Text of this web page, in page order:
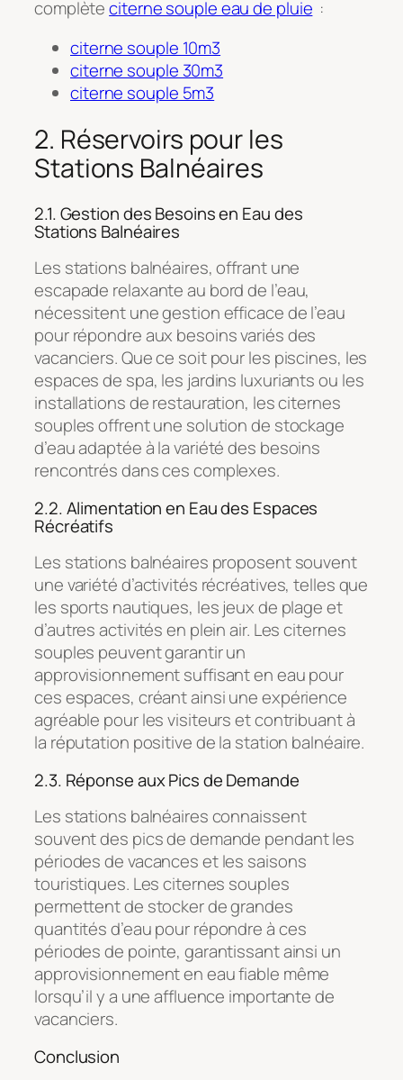
complèteciterne souple eau de pluie :
citerne souple 10m3
citerne souple 30m3
citerne souple 5m3
2. Réservoirs pour les
Stations Balnéaires
2.1. Gestion des Besoins en Eau des
Stations Balnéaires
Les stations balnéaires, offrant une
escapade relaxante au bord de l’eau,
nécessitent une gestion efficace de l’eau
pour répondre aux besoins variés des
vacanciers. Que ce soit pour les piscines, les
espaces de spa, les jardins luxuriants ou les
installations de restauration, les citernes
souples offrent une solution de stockage
d’eau adaptée à la variété des besoins
rencontrés dans ces complexes.
2.2. Alimentation en Eau des Espaces
Récréatifs
Les stations balnéaires proposent souvent
une variété d’activités récréatives, telles que
les sports nautiques, les jeux de plage et
d’autres activités en plein air. Les citernes
souples peuvent garantir un
approvisionnement suffisant en eau pour
ces espaces, créant ainsi une expérience
agréable pour les visiteurs et contribuant à
la réputation positive de la station balnéaire.
2.3. Réponse aux Pics de Demande
Les stations balnéaires connaissent
souvent des pics de demande pendant les
périodes de vacances et les saisons
touristiques. Les citernes souples
permettent de stocker de grandes
quantités d’eau pour répondre à ces
périodes de pointe, garantissant ainsi un
approvisionnement en eau fiable même
lorsqu’il y a une affluence importante de
vacanciers.
Conclusion